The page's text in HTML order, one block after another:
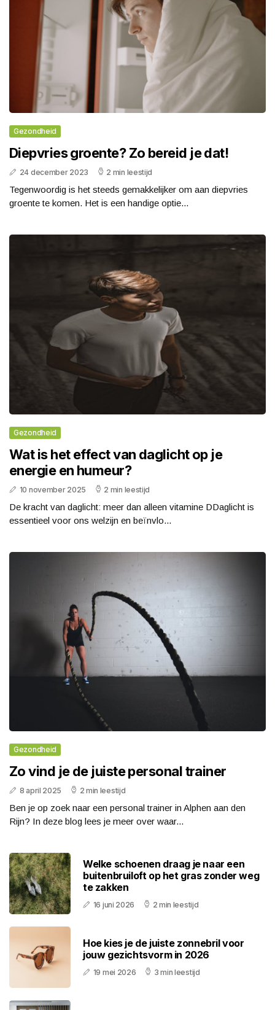
Gezondheid
Diepvries groente? Zo bereid je dat!
24 december 2023 2 min leestijd
Tegenwoordig is het steeds gemakkelijker om aan diepvries
groente te komen. Het is een handige optie...
Gezondheid
Wat is het effect van daglicht op je
energie en humeur?
10 november 2025 2 min leestijd
De kracht van daglicht: meer dan alleen vitamine DDaglicht is
essentieel voor ons welzijn en beïnvlo...
Gezondheid
Zo vind je de juiste personal trainer
8 april 2025 2 min leestijd
Ben je op zoek naar een personal trainer in Alphen aan den
Rijn? In deze blog lees je meer over waar...
Welke schoenen draag je naar een
buitenbruiloft op het gras zonder weg
te zakken
16 juni 2026 2 min leestijd
Hoe kies je de juiste zonnebril voor
jouw gezichtsvorm in 2026
19 mei 2026 3 min leestijd